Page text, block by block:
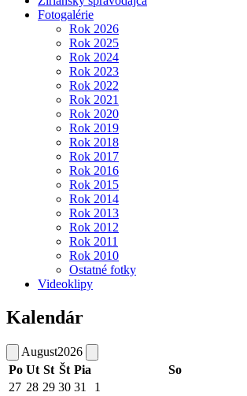
Fotogalérie
Rok 2026
Rok 2025
Rok 2024
Rok 2023
Rok 2022
Rok 2021
Rok 2020
Rok 2019
Rok 2018
Rok 2017
Rok 2016
Rok 2015
Rok 2014
Rok 2013
Rok 2012
Rok 2011
Rok 2010
Ostatné fotky
Videoklipy
Kalendár
August2026
Po Ut St Št Pia So
27 28 29 30 31 1